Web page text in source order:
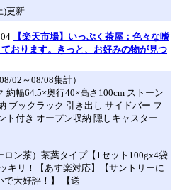
)更新
【楽天市場】いっぷく茶屋：色々な嗜
おります。きっと、お好みの物が見つ
02～08/08集計）
約幅64.5×奥行40×高さ100cm ストーン
ブックラック 引き出し サイドバー フ
ト付き オープン収納 隠しキャスター
ロン茶）茶葉タイプ【1セット100gx4袋
キリ！【あす楽対応】【サントリーに
で大好評！】 【送